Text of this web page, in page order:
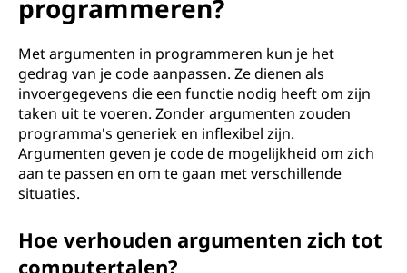
programmeren?
Met argumenten in programmeren kun je het
gedrag van je code aanpassen. Ze dienen als
invoergegevens die een functie nodig heeft om zijn
taken uit te voeren. Zonder argumenten zouden
programma's generiek en inflexibel zijn.
Argumenten geven je code de mogelijkheid om zich
aan te passen en om te gaan met verschillende
situaties.
Hoe verhouden argumenten zich tot
computertalen?